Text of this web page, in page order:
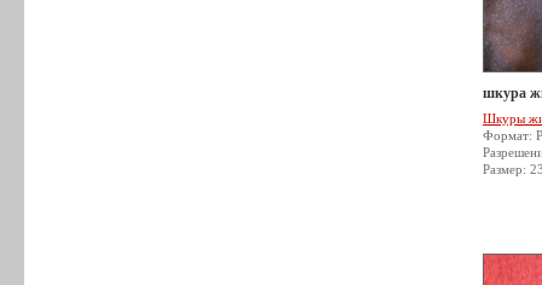
шкура
Шкуры
Формат:
Размер: